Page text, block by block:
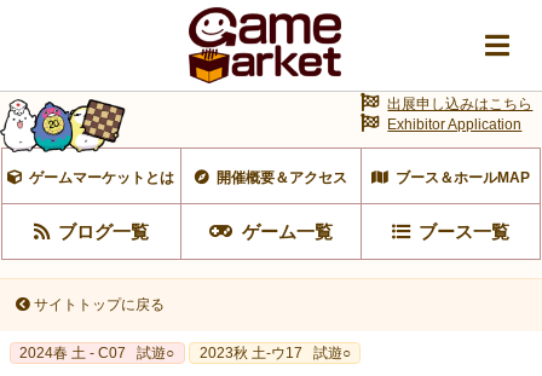
ゲームマーケットとは 開催概要＆アクセス ブース＆ホールMAP
ブログ一覧 ゲーム一覧 ブース一覧
出展申し込みはこちら
Exhibitor Application
サイトトップに戻る
2024春 土 - C07 試遊○ 2023秋 土-ウ17 試遊○